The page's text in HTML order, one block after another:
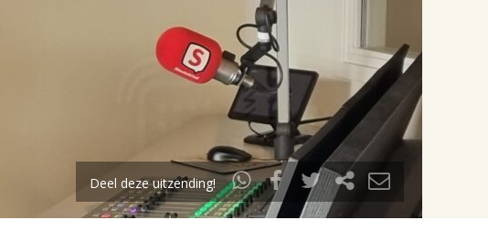
Deel deze uitzending!